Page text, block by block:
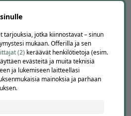
tarjouksia, jotka kiinnostavat – sinun
mukaan. Offerilla ja sen
(2) keräävät henkilötietoja (esim.
evästeitä ja muita teknisiä
ja lukemiseen laitteellasi
mainoksia ja parhaan